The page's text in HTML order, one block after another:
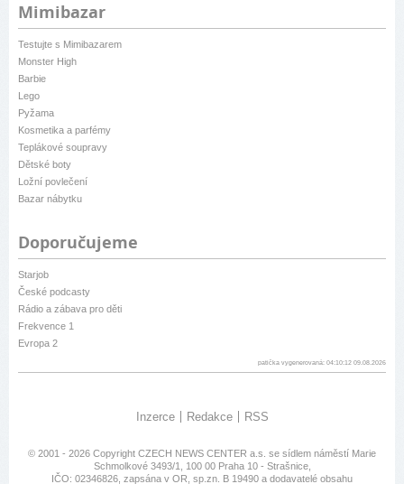
Mimibazar
Testujte s Mimibazarem
Monster High
Barbie
Lego
Pyžama
Kosmetika a parfémy
Teplákové soupravy
Dětské boty
Ložní povlečení
Bazar nábytku
Doporučujeme
Starjob
České podcasty
Rádio a zábava pro děti
Frekvence 1
Evropa 2
patička vygenerovaná: 04:10:12 09.08.2026
Inzerce Redakce RSS
© 2001 - 2026 Copyright CZECH NEWS CENTER a.s. se sídlem náměstí Marie
Schmolkové 3493/1, 100 00 Praha 10 - Strašnice,
IČO: 02346826, zapsána v OR, sp.zn. B 19490 a dodavatelé obsahu